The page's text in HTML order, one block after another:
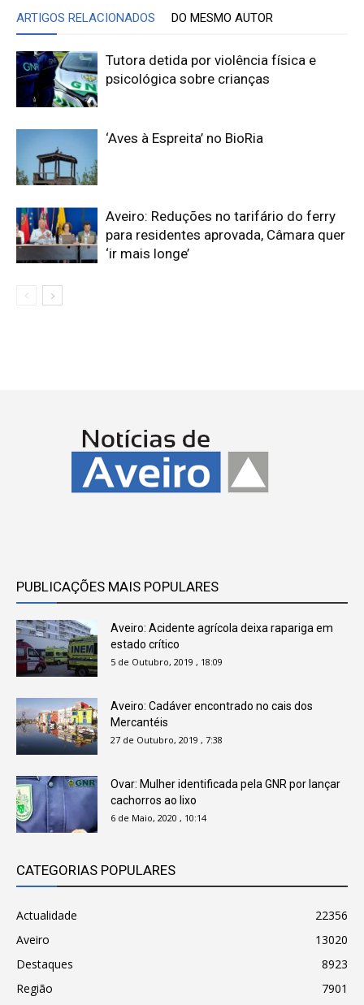
ARTIGOS RELACIONADOS DO MESMO AUTOR
Tutora detida por violência física e
psicológica sobre crianças
‘Aves à Espreita’ no BioRia
Aveiro: Reduções no tarifário do ferry
para residentes aprovada, Câmara quer
‘ir mais longe’
PUBLICAÇÕES MAIS POPULARES
Aveiro: Acidente agrícola deixa rapariga em
estado crítico
5 de Outubro, 2019 , 18:09
Aveiro: Cadáver encontrado no cais dos
Mercantéis
27 de Outubro, 2019 , 7:38
Ovar: Mulher identificada pela GNR por lançar
cachorros ao lixo
6 de Maio, 2020 , 10:14
CATEGORIAS POPULARES
Actualidade
22356
Aveiro
13020
Destaques
8923
Região
7901